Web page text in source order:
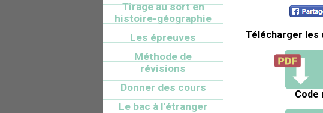
Télécharger les
Code
Tirage au sort en
histoire-géographie
Les épreuves
Méthode de
révisions
Donner des cours
Le bac à l'étranger